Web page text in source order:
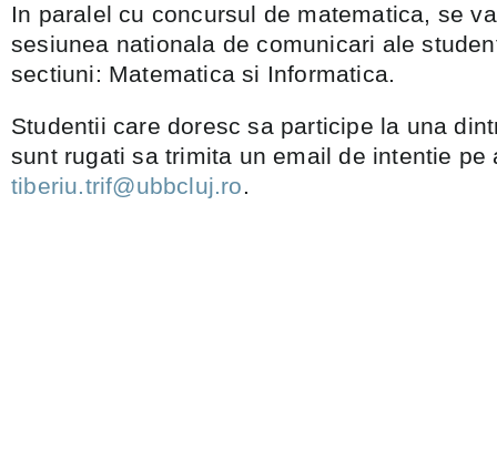
In paralel cu concursul de matematica, se
sesiunea nationala de comunicari ale
sectiuni: Matematica si Informatica.
Studentii care doresc sa participe la una
sunt rugati sa trimita un email de intentie pe
tiberiu.trif@ubbcluj.ro.